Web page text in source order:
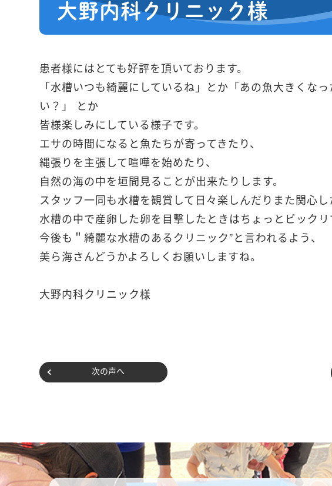
大野内科クリニック様
患者様にはとても好評を頂いております。
「水槽いつも綺麗にしているね」とか「あの魚大きくな
い？」 とか
皆様楽しみにしている様子です。
エサの時間になると魚たちが寄ってきたり、
縄張りを主張して喧嘩を始めたり、
自然の海の中を垣間見ることが出来たりします。
スタッフ一同も水槽を観賞して日々楽しんだりまた関心し
水槽の中で産卵した卵を目撃したときはちょっとビックリ
今後も＂綺麗な水槽のあるクリニック”と言われるよう、
美ら海さんどうかよろしくお願いしますね。
大野内科クリニック様
次の声へ